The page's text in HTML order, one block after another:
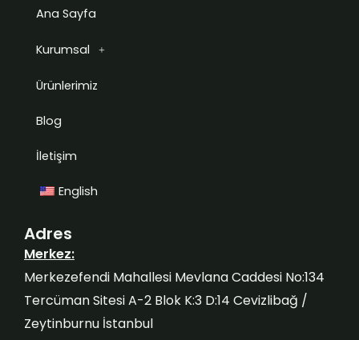
Ana Sayfa
Kurumsal
Ürünlerimiz
Blog
İletişim
English
Adres
Merkez:
Merkezefendi Mahallesi Mevlana Caddesi No:134
Tercüman Sitesi A-2 Blok K:3 D:14 Cevizlibağ /
Zeytinburnu İstanbul